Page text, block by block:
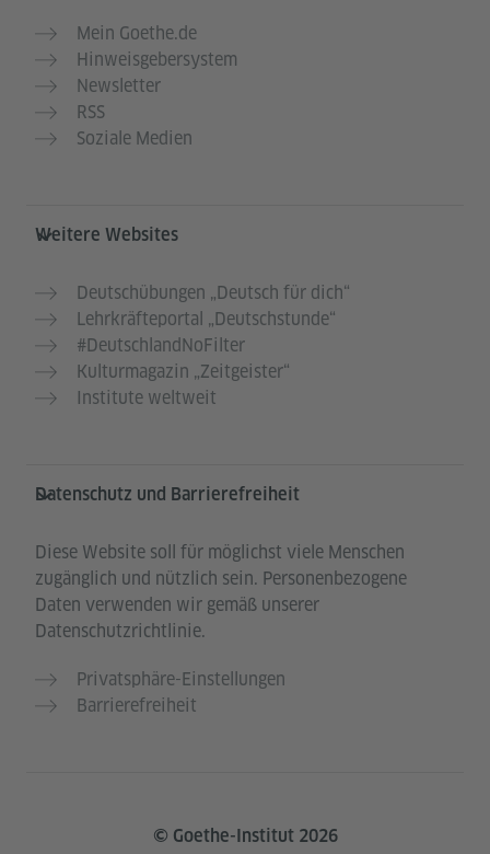
Mein Goethe.de
Hinweisgebersystem
Newsletter
RSS
Soziale Medien
Weitere Websites
Deutschübungen „Deutsch für dich“
Lehrkräfteportal „Deutschstunde“
#DeutschlandNoFilter
Kulturmagazin „Zeitgeister“
Institute weltweit
Datenschutz und Barrierefreiheit
Diese Website soll für möglichst viele Menschen
zugänglich und nützlich sein. Personenbezogene
Daten verwenden wir gemäß unserer
Datenschutzrichtlinie.
Privatsphäre-Einstellungen
Barrierefreiheit
© Goethe-Institut 2026